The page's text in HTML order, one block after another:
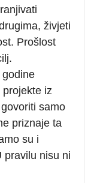
živjeti
Prošlost
iz
samo
priznaje ta
su i
pravilu nisu ni